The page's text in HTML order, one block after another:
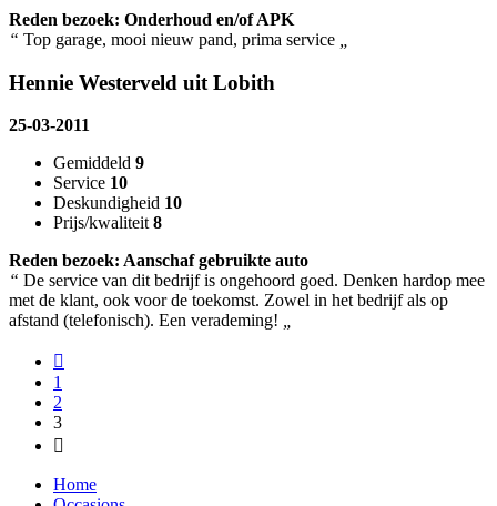
Reden bezoek: Onderhoud en/of APK
“ Top garage, mooi nieuw pand, prima service
Hennie Westerveld uit Lobith
25-03-2011
Gemiddeld 9
Service 10
Deskundigheid 10
Prijs/kwaliteit 8
Reden bezoek: Aanschaf gebruikte auto
“ De service van dit bedrijf is ongehoord goed. Denken hardop mee
met de klant, ook voor de toekomst. Zowel in het bedrijf als op
afstand (telefonisch). Een verademing!
1
2
3
Home